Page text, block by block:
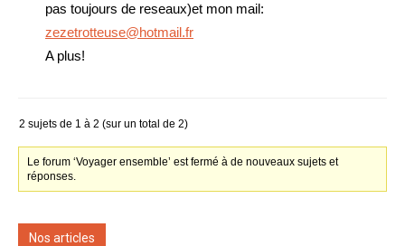
pas toujours de reseaux)et mon mail:
zezetrotteuse@hotmail.fr
A plus!
2 sujets de 1 à 2 (sur un total de 2)
Le forum ‘Voyager ensemble’ est fermé à de nouveaux sujets et
réponses.
Nos articles